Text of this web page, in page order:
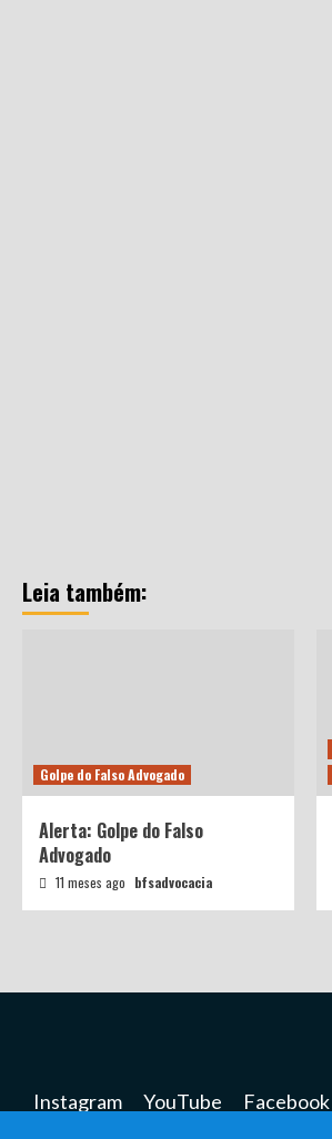
Leia também:
Golpe do Falso Advogado
Alerta: Golpe do Falso
Advogado
11 meses ago bfsadvocacia
Instagram YouTube Facebook